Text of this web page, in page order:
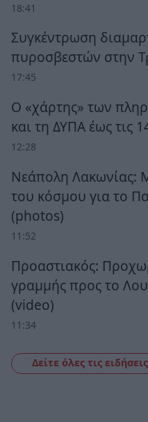
18:41
Συγκέντρωση
πυροσβεστών στην
17:45
Ο «χάρτης» των
και τη ΔΥΠΑ έως τις
12:28
Νεάπολη Λακωνίας:
του κόσμου για το
(photos)
11:52
Προαστιακός:
γραμμής προς το
(video)
11:34
Δείτε όλες τις ειδήσεις